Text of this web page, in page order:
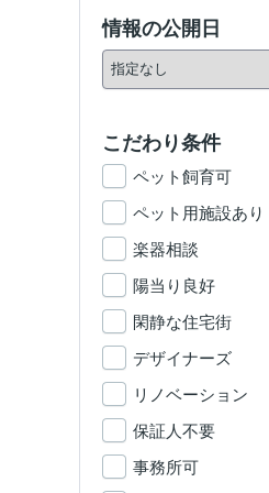
情報の公開日
こだわり条件
ペット飼育可
ペット用施設あり
楽器相談
陽当り良好
閑静な住宅街
デザイナーズ
リノベーション
保証人不要
事務所可